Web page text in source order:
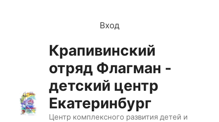
Вход
Крапивинский
отряд Флагман -
детский центр
Екатеринбург
Центр комплексного развития детей и